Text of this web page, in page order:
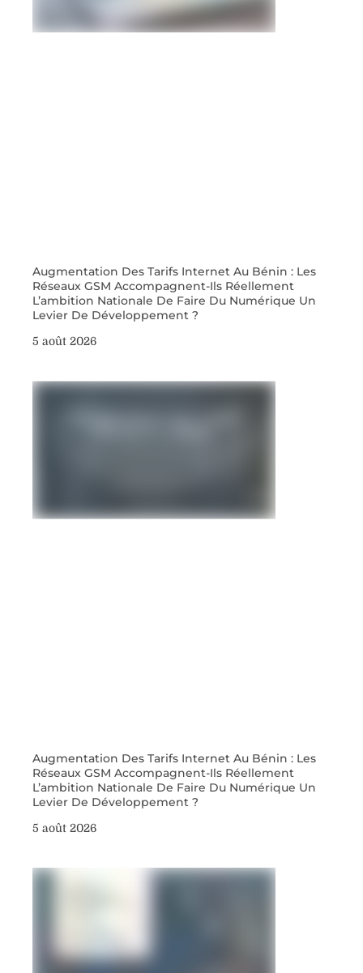
Augmentation Des Tarifs Internet Au Bénin : Les
Réseaux GSM Accompagnent-Ils Réellement
L’ambition Nationale De Faire Du Numérique Un
Levier De Développement ?
5 août 2026
Augmentation Des Tarifs Internet Au Bénin : Les
Réseaux GSM Accompagnent-Ils Réellement
L’ambition Nationale De Faire Du Numérique Un
Levier De Développement ?
5 août 2026